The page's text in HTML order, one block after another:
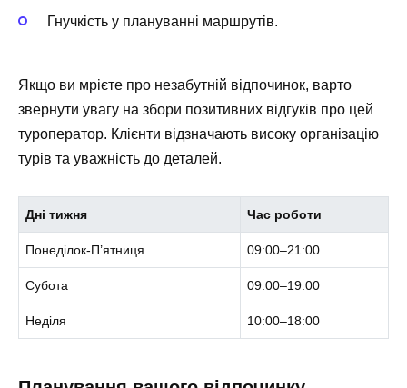
Гнучкість у плануванні маршрутів.
Якщо ви мрієте про незабутній відпочинок, варто
звернути увагу на збори позитивних відгуків про цей
туроператор. Клієнти відзначають високу організацію
турів та уважність до деталей.
Дні тижня Час роботи
Понеділок-П’ятниця 09:00–21:00
Субота 09:00–19:00
Неділя 10:00–18:00